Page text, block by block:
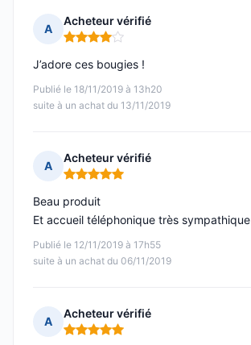
A
Acheteur vérifié
Note : 4 sur 5
Publié le 18/11/2019 à 13h20
suite à un achat du 13/11/2019
J’adore ces bougies !
A
Acheteur vérifié
Note : 5 sur 5
Publié le 12/11/2019 à 17h55
suite à un achat du 06/11/2019
Beau produit
Et accueil téléphonique très sympathique
A
Acheteur vérifié
Note : 5 sur 5